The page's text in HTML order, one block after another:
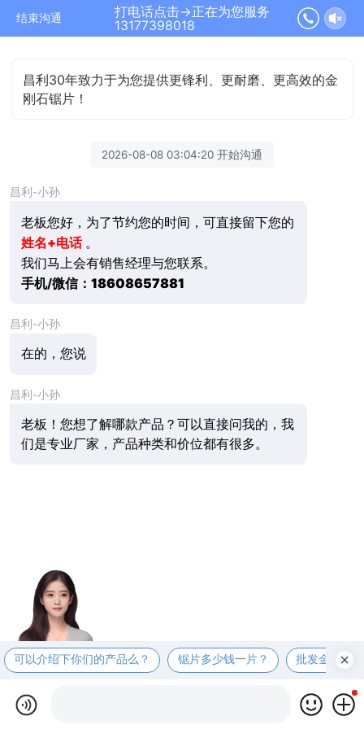
结束沟通
打电话点击→正在为您服务
13177398018
昌利30年致力于为您提供更锋利、更耐磨、更高效的金
刚石锯片！
2026-08-08 03:04:20 开始沟通
昌利-小孙
老板您好，为了节约您的时间，可直接留下您的
姓名+电话。
我们马上会有销售经理与您联系。
手机/微信： 18608657881
昌利-小孙
在的，您说
昌利-小孙
老板！您想了解哪款产品？可以直接问我的，我
们是专业厂家，产品种类和价位都有很多。
可以介绍下你们的产品么？ 锯片多少钱一片？ 批发金刚石